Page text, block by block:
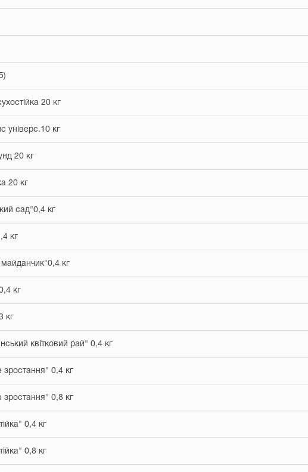
20 кг
універс.10 кг
20 кг
20 кг
сад"0,4 кг
кг
кг
кг
кг
квітковий рай" 0,4 кг
зростання" 0,4 кг
зростання" 0,8 кг
0,4 кг
0,8 кг